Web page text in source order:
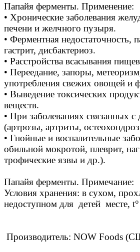
Папайя ферменты. Применение:
• Хронические заболевания
печени и желчного пузыря.
• Ферментная недостаточность,
гастрит, дисбактериоз.
• Расстройства всасывания
• Переедание, запоры,
употребления свежих овощей и
• Выведение токсических
веществ.
• При заболеваниях связанных
(артрозы, артриты,
• Гнойные и воспалительные
обильной мокротой, плеврит,
трофические язвы и др.).
Папайя ферменты. Примечание:
Условия хранения: в сухом,
недоступном для детей месте,
Производитель: NOW Foods